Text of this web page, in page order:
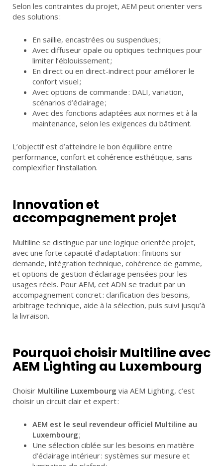
Selon les contraintes du projet, AEM peut orienter vers
des solutions :
En saillie, encastrées ou suspendues ;
Avec diffuseur opale ou optiques techniques pour
limiter l’éblouissement ;
En direct ou en direct-indirect pour améliorer le
confort visuel ;
Avec options de commande : DALI, variation,
scénarios d’éclairage ;
Avec des fonctions adaptées aux normes et à la
maintenance, selon les exigences du bâtiment.
L’objectif est d’atteindre le bon équilibre entre
performance, confort et cohérence esthétique, sans
complexifier l’installation.
Innovation et
accompagnement projet
Multiline se distingue par une logique orientée projet,
avec une forte capacité d’adaptation : finitions sur
demande, intégration technique, cohérence de gamme,
et options de gestion d’éclairage pensées pour les
usages réels. Pour AEM, cet ADN se traduit par un
accompagnement concret : clarification des besoins,
arbitrage technique, aide à la sélection, puis suivi jusqu’à
la livraison.
Pourquoi choisir Multiline avec
AEM Lighting au Luxembourg
Choisir Multiline Luxembourg via AEM Lighting, c’est
choisir un circuit clair et expert :
AEM est le seul revendeur officiel Multiline au
Luxembourg;
Une sélection ciblée sur les besoins en matière
d’éclairage intérieur : systèmes sur mesure et